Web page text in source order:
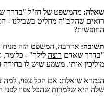
שאלה: מהמשפט של חז"ל "בדרך
רואים שהקב"ה מחליט בשבילנו -
החופשית?
תשובה: אדרבה, המשפט הזה מניח
"בדרך שאדם רוצה לילך" - כלומר,
מוליכין אותו. משמע שיש לו בחירה
הגמרא שואלת: אם הכל צפוי, למה
שלה היא שלמרות שהכל צפוי לפני